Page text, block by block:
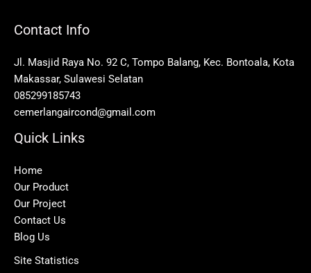
Contact Info
Jl. Masjid Raya No. 92 C, Tompo Balang, Kec. Bontoala, Kota
Makassar, Sulawesi Selatan
085299185743
cemerlangaircond@gmail.com
Quick Links
Home
Our Product
Our Project
Contact Us
Blog Us
Site Statistics